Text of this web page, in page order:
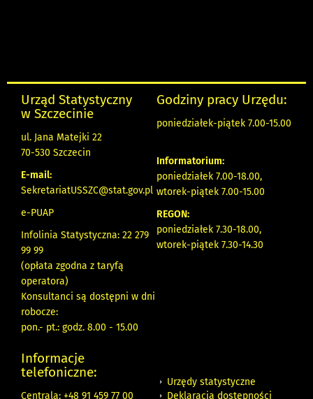
Urząd Statystyczny
w Szczecinie
ul. Jana Matejki 22
70-530 Szczecin
E-mail:
SekretariatUSSZC@stat.gov.pl
e-PUAP
Infolinia Statystyczna: 22 279
99 99
(opłata zgodna z taryfą
operatora)
Konsultanci są dostępni w dni
robocze:
pon.- pt.: godz. 8.00 - 15.00
Godziny pracy Urzędu:
poniedziałek-piątek 7.00-15.00
Informatorium:
poniedziałek 7.00-18.00,
wtorek-piątek 7.00-15.00
REGON:
poniedziałek 7.30-18.00,
wtorek-piątek 7.30-14.30
Informacje
telefoniczne:
Centrala: +48 91 459 77 00
Urzędy statystyczne
Deklaracja dostępności